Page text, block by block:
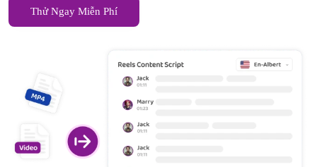
Thử Ngay Miễn Phí